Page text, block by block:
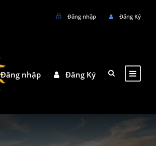
Đăng nhập Đăng Ký
Đăng nhập Đăng Ký